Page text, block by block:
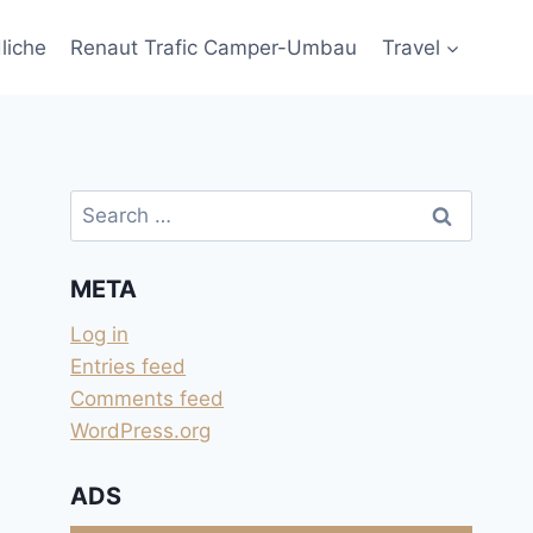
Renaut Trafic Camper-Umbau Travel
Search
for:
META
Log in
Entries feed
Comments feed
WordPress.org
ADS